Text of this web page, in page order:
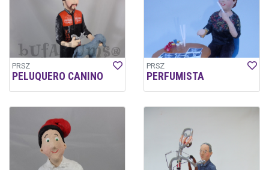
PRSZ
PELUQUERO CANINO
PRSZ
PERFUMISTA